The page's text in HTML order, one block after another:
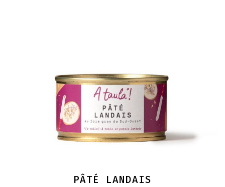
PÂTÉ LANDAIS